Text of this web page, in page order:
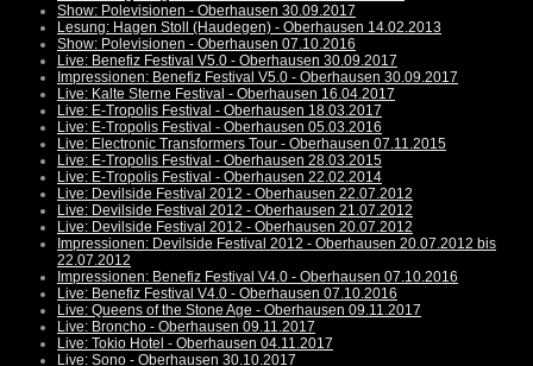
Show: Polevisionen - Oberhausen 30.09.2017
Lesung: Hagen Stoll (Haudegen) - Oberhausen 14.02.2013
Show: Polevisionen - Oberhausen 07.10.2016
Live: Benefiz Festival V5.0 - Oberhausen 30.09.2017
Impressionen: Benefiz Festival V5.0 - Oberhausen 30.09.2017
Live: Kalte Sterne Festival - Oberhausen 16.04.2017
Live: E-Tropolis Festival - Oberhausen 18.03.2017
Live: E-Tropolis Festival - Oberhausen 05.03.2016
Live: Electronic Transformers Tour - Oberhausen 07.11.2015
Live: E-Tropolis Festival - Oberhausen 28.03.2015
Live: E-Tropolis Festival - Oberhausen 22.02.2014
Live: Devilside Festival 2012 - Oberhausen 22.07.2012
Live: Devilside Festival 2012 - Oberhausen 21.07.2012
Live: Devilside Festival 2012 - Oberhausen 20.07.2012
Impressionen: Devilside Festival 2012 - Oberhausen 20.07.2012 bis
22.07.2012
Impressionen: Benefiz Festival V4.0 - Oberhausen 07.10.2016
Live: Benefiz Festival V4.0 - Oberhausen 07.10.2016
Live: Queens of the Stone Age - Oberhausen 09.11.2017
Live: Broncho - Oberhausen 09.11.2017
Live: Tokio Hotel - Oberhausen 04.11.2017
Live: Sono - Oberhausen 30.10.2017